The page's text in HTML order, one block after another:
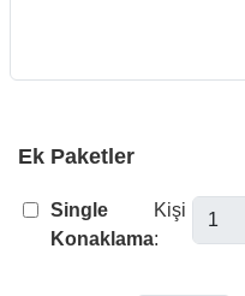
Ek Paketler
Single
Konaklama
Kişi
: